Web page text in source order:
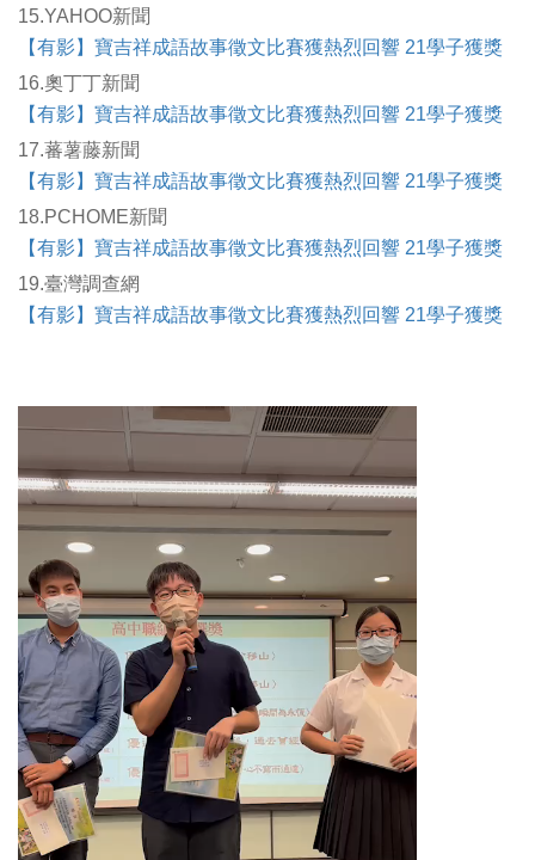
15.YAHOO新聞
【有影】寶吉祥成語故事徵文比賽獲熱烈回響 21學子獲獎
16.奧丁丁新聞
【有影】寶吉祥成語故事徵文比賽獲熱烈回響 21學子獲獎
17.蕃薯藤新聞
【有影】寶吉祥成語故事徵文比賽獲熱烈回響 21學子獲獎
18.PCHOME新聞
【有影】寶吉祥成語故事徵文比賽獲熱烈回響 21學子獲獎
19.臺灣調查網
【有影】寶吉祥成語故事徵文比賽獲熱烈回響 21學子獲獎